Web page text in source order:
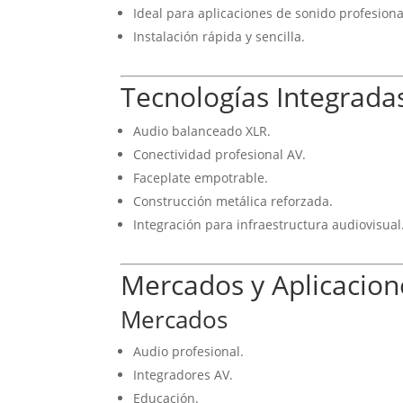
Ideal para aplicaciones de sonido
Instalación rápida y sencilla.
Tecnologías
Audio balanceado XLR.
Conectividad profesional AV.
Faceplate empotrable.
Construcción metálica reforzada.
Integración para infraestructura audiovisual.
Mercados y
Mercados
Audio profesional.
Integradores AV.
Educación.